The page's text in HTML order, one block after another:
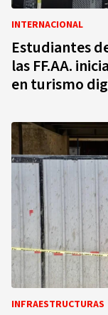
INTERNACIONAL
Estudiantes
las FF.AA.
en turismo
INFRAESTRUCTURAS